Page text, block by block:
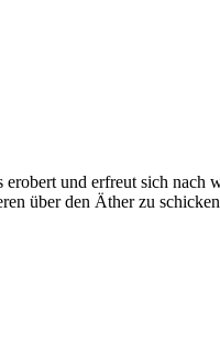
und erfreut sich
über den Äther zu